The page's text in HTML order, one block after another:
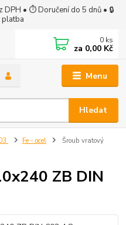
DPH • ⏱ Doručení do 5 dnů • 🔒
platba
Menu
Hledat
0 ks
za 0,00 Kč
Fe - ocel
Šroub vratový
ZB DIN